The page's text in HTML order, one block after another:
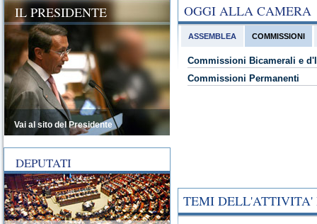
OGGI ALLA CAMERA
ASSEMBLEA COMMISSIONI
Commissioni Bicamerali e
Commissioni Permanenti
TEMI DELL'ATTIVITA'
IL PRESIDENTE
Vai al sito del Presidente
DEPUTATI